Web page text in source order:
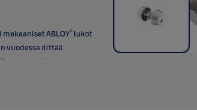
ABLOY® lukot
vuodessa riittää
useammin.
muutaman